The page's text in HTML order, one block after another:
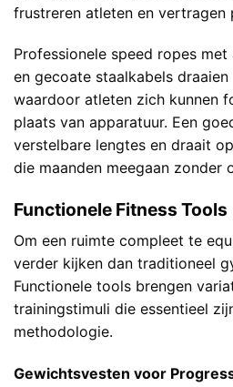
frustreren atleten en vertragen
Professionele speed ropes
en gecoate staalkabels
waardoor atleten zich kunnen
plaats van apparatuur. Een
verstelbare lengtes en draait
die maanden meegaan zonder
Functionele Fitness Tools
Om een ruimte compleet te
verder kijken dan traditioneel
Functionele tools brengen
trainingstimuli die essentieel
methodologie.
Gewichtsvesten voor